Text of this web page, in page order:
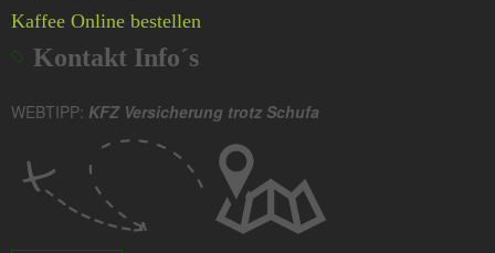
Kaffee Online bestellen
Kontakt Info´s
WEBTIPP: KFZ Versicherung trotz Schufa